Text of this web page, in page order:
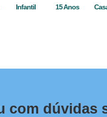
Infantil
15 Anos
com dúvidas